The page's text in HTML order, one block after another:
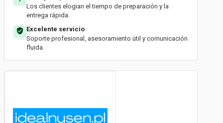
Los clientes elogian el tiempo de preparación y la
entrega rápida.
Excelente servicio
Soporte profesional, asesoramiento útil y comunicación
fluida.